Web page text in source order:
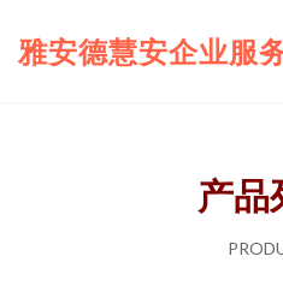
雅安德慧安企业服
产品